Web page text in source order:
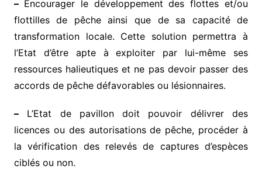
– Encourager le développement des flottes et/ou
flottilles de pêche ainsi que de sa capacité de
transformation locale. Cette solution permettra à
l’Etat d’être apte à exploiter par lui-même ses
ressources halieutiques et ne pas devoir passer des
accords de pêche défavorables ou lésionnaires.
–L’Etat de pavillon doit pouvoir délivrer des
licences ou des autorisations de pêche, procéder à
la vérification des relevés de captures d’espèces
ciblés ou non.